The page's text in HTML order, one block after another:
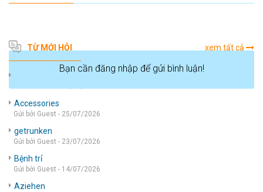
Bạn cần đăng nhập để gửi bình luận!
TỪ MỚI HỎI xem tất cả
Accessories
Gửi bởi Guest - 25/07/2026
getrunken
Gửi bởi Guest - 23/07/2026
Bệnh trỉ
Gửi bởi Guest - 14/07/2026
Aziehen